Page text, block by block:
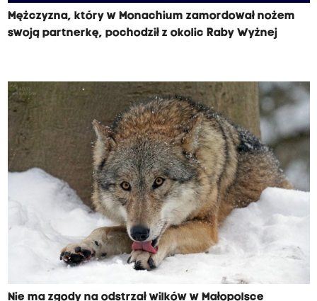
Mężczyzna, który w Monachium zamordował nożem
swoją partnerkę, pochodził z okolic Raby Wyżnej
Nie ma zgody na odstrzał wilków w Małopolsce